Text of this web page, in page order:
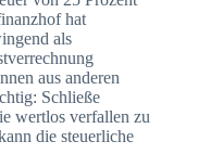
hat
als
aus anderen
Schließe
wertlos verfallen zu
die steuerliche